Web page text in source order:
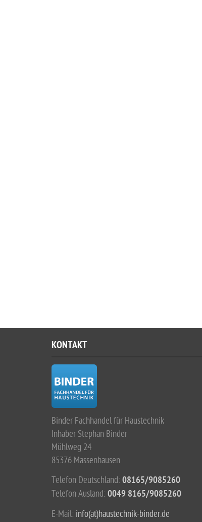
KONTAKT
Binder Fachhandel für Haustechnik
Inhaber Stephan Binder
Mühlweg 24
85376 Massenhausen
Telefon Deutschland: 08165/9085260
Telefon Ausland: 0049 8165/9085260
E-Mail: info(at)haustechnik-binder.de